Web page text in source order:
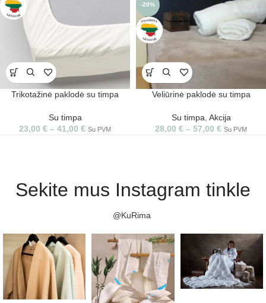
Trikotažinė paklodė su timpa
Su timpa
23,00 € – 41,00 € Su PVM
-20%
Veliūrinė paklodė su timpa
Su timpa Akcija
28,00 € – 57,00 € Su PVM
Sekite mus Instagram tinkle
@KuRima